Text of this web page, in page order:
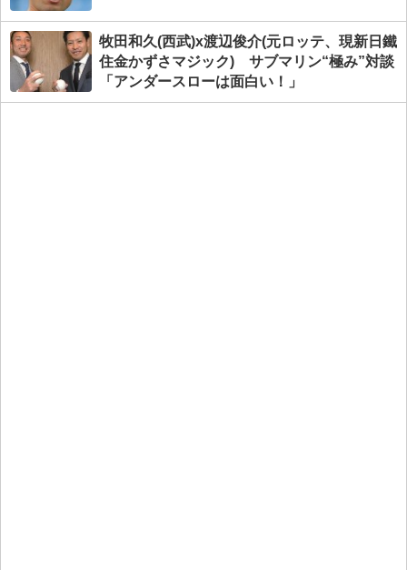
牧田和久(西武)x渡辺俊介(元ロッテ、現新日鐵
住金かずさマジック) サブマリン“極み”対談
「アンダースローは面白い！」